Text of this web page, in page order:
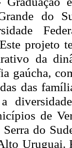
do
projeto
da
gaúcha,
das
de
do
Uruguai.